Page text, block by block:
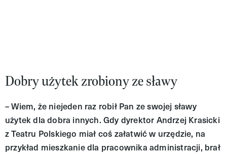
Dobry użytek zrobiony ze sławy
– Wiem, że niejeden raz robił Pan ze swojej sławy
użytek dla dobra innych. Gdy dyrektor Andrzej Krasic­ki
z Teatru Polskiego miał coś zała­twić w urzędzie, na
przykład miesz­kanie dla pracownika administracji, brał